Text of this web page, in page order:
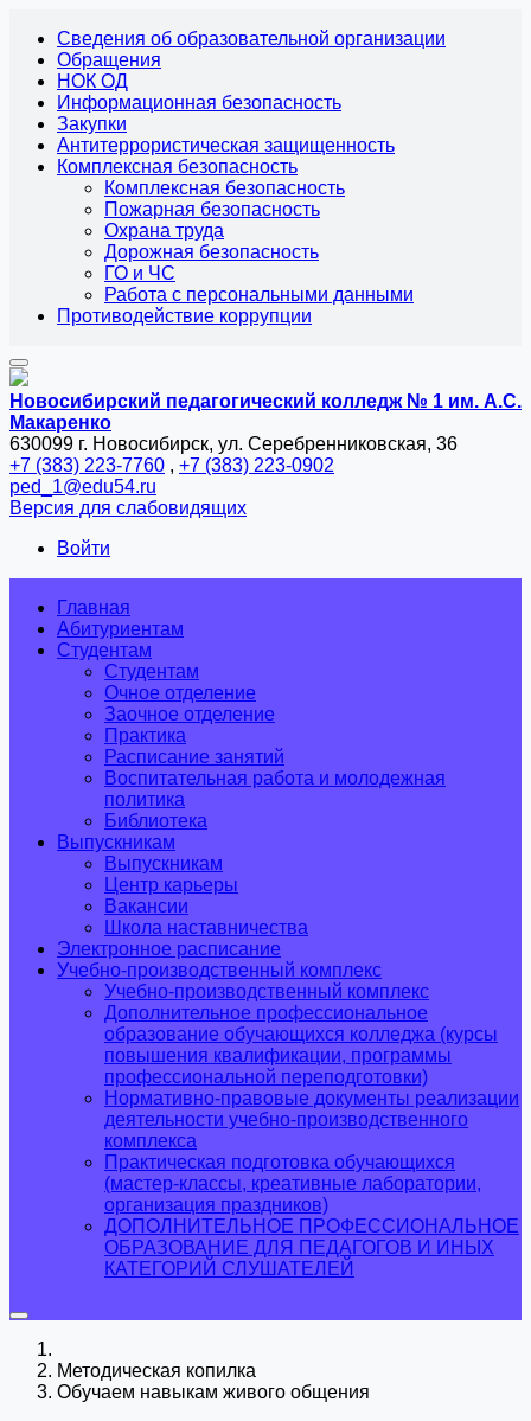
Сведения об образовательной организации
Обращения
НОК ОД
Информационная безопасность
Закупки
Антитеррористическая защищенность
Комплексная безопасность
Комплексная безопасность
Пожарная безопасность
Охрана труда
Дорожная безопасность
ГО и ЧС
Работа с персональными данными
Противодействие коррупции
Новосибирский педагогический колледж № 1 им. А.С.
Макаренко
630099 г. Новосибирск, ул. Серебренниковская, 36
+7 (383) 223-7760 , +7 (383) 223-0902
ped_1@edu54.ru
Версия для слабовидящих
Войти
Главная
Абитуриентам
Студентам
Студентам
Очное отделение
Заочное отделение
Практика
Расписание занятий
Воспитательная работа и молодежная
политика
Библиотека
Выпускникам
Выпускникам
Центр карьеры
Вакансии
Школа наставничества
Электронное расписание
Учебно-производственный комплекс
Учебно-производственный комплекс
Дополнительное профессиональное
образование обучающихся колледжа (курсы
повышения квалификации, программы
профессиональной переподготовки)
Нормативно-правовые документы реализации
деятельности учебно-производственного
комплекса
Практическая подготовка обучающихся
(мастер-классы, креативные лаборатории,
организация праздников)
ДОПОЛНИТЕЛЬНОЕ ПРОФЕССИОНАЛЬНОЕ
ОБРАЗОВАНИЕ ДЛЯ ПЕДАГОГОВ И ИНЫХ
КАТЕГОРИЙ СЛУШАТЕЛЕЙ
Методическая копилка
Обучаем навыкам живого общения